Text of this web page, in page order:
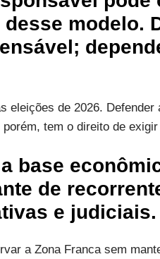
modelo.
eleições de 2026.
tem o direito de
base
de
e judiciais.
a Zona Franca sem